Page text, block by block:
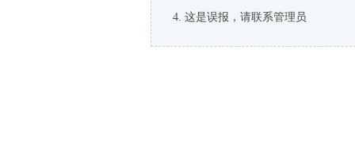
这是误报，请联系管理员